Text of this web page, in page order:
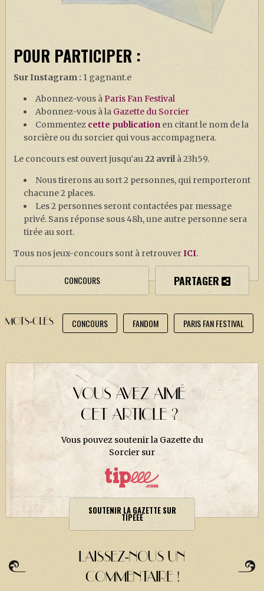
POUR PARTICIPER :
Sur Instagram : 1 gagnant.e
Abonnez-vous àParis Fan Festival
Abonnez-vous à la Gazette du Sorcier
Commentez cette publication en citant le nom de la
sorcière ou du sorcier qui vous accompagnera.
Le concours est ouvert jusqu’au22 avrilà 23h59.
Nous tirerons au sort 2 personnes, qui remporteront
chacune 2 places.
Les 2 personnes seront contactées par message
privé. Sans réponse sous 48h, une autre personne sera
tirée au sort.
Tous nos jeux-concours sont à retrouverICI.
CONCOURS PARTAGER
MOTS-CLÉS CONCOURS FANDOM PARIS FAN FESTIVAL
VOUS AVEZ AIMÉ
CET ARTICLE ?
Vous pouvez soutenir la Gazette du
Sorcier sur
SOUTENIR LA GAZETTE SUR
TIPEEE
LAISSEZ-NOUS UN
COMMENTAIRE !